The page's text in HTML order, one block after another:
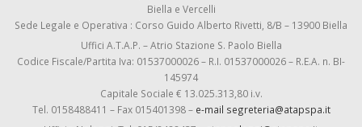
Biella e Vercelli
Sede Legale e Operativa : Corso Guido Alberto Rivetti, 8/B – 13900 Biella
Uffici A.T.A.P. – Atrio Stazione S. Paolo Biella
Codice Fiscale/Partita Iva: 01537000026 – R.I. 01537000026 – R.E.A. n. BI-
145974
Capitale Sociale € 13.025.313,80 i.v.
Tel. 0158488411 – Fax 015401398 – e-mail segreteria@atapspa.it